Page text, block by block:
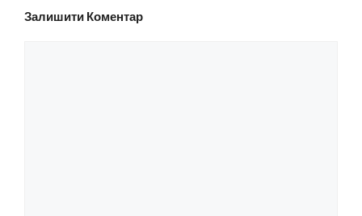
Залишити Коментар